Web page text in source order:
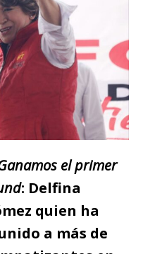
el primer
: Delfina
quien ha
a más de